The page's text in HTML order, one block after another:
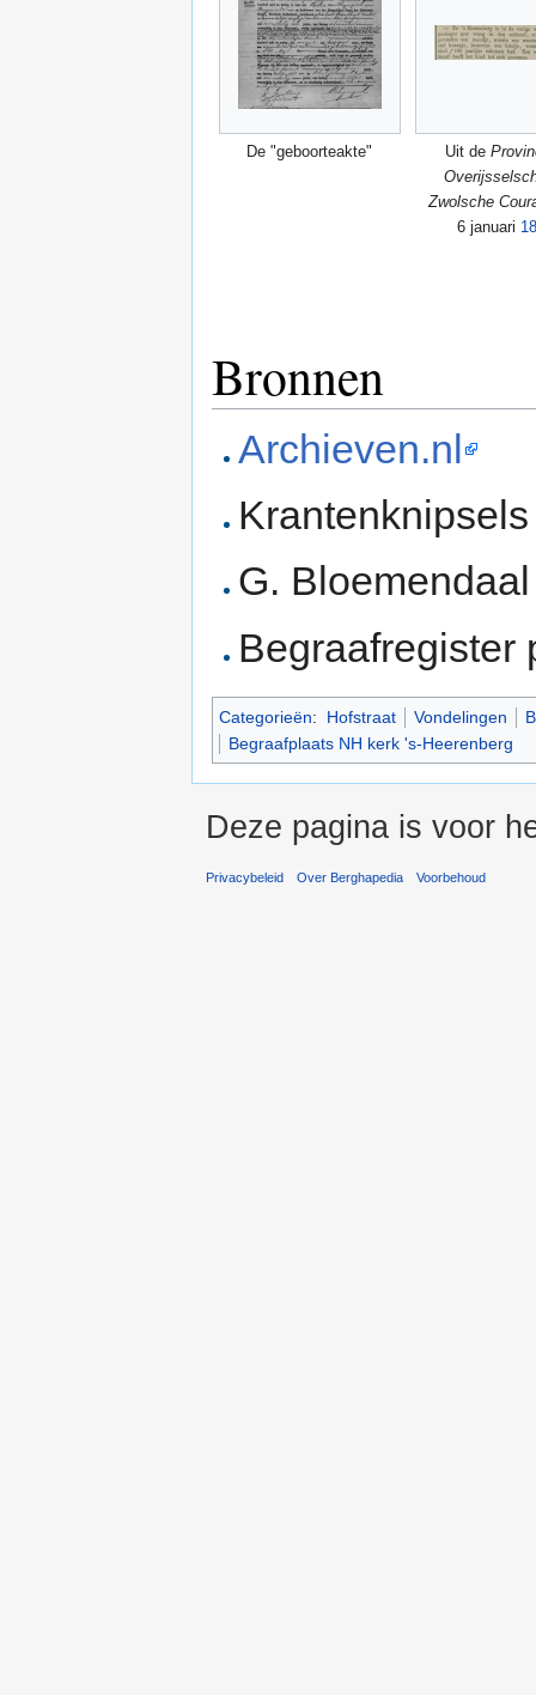
De "geboorteakte" Uit de
Zwolsche
6 januari
Bronnen
Archieven.nl
G. Bloemendaal
Begraafregister
Categorieën: Hofstraat Vondelingen
Begraafplaats NH kerk 's-Heerenberg
Deze pagina is voor
Privacybeleid Over Berghapedia Voorbehoud